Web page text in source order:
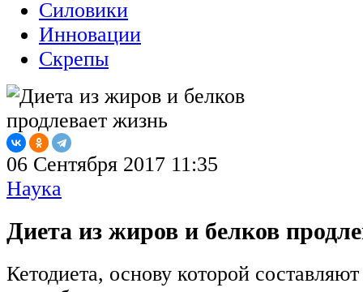
Силовики
Инновации
Скрепы
06 Сентября 2017 11:35
Наука
Диета из жиров и белков
Кетодиета, основу которой